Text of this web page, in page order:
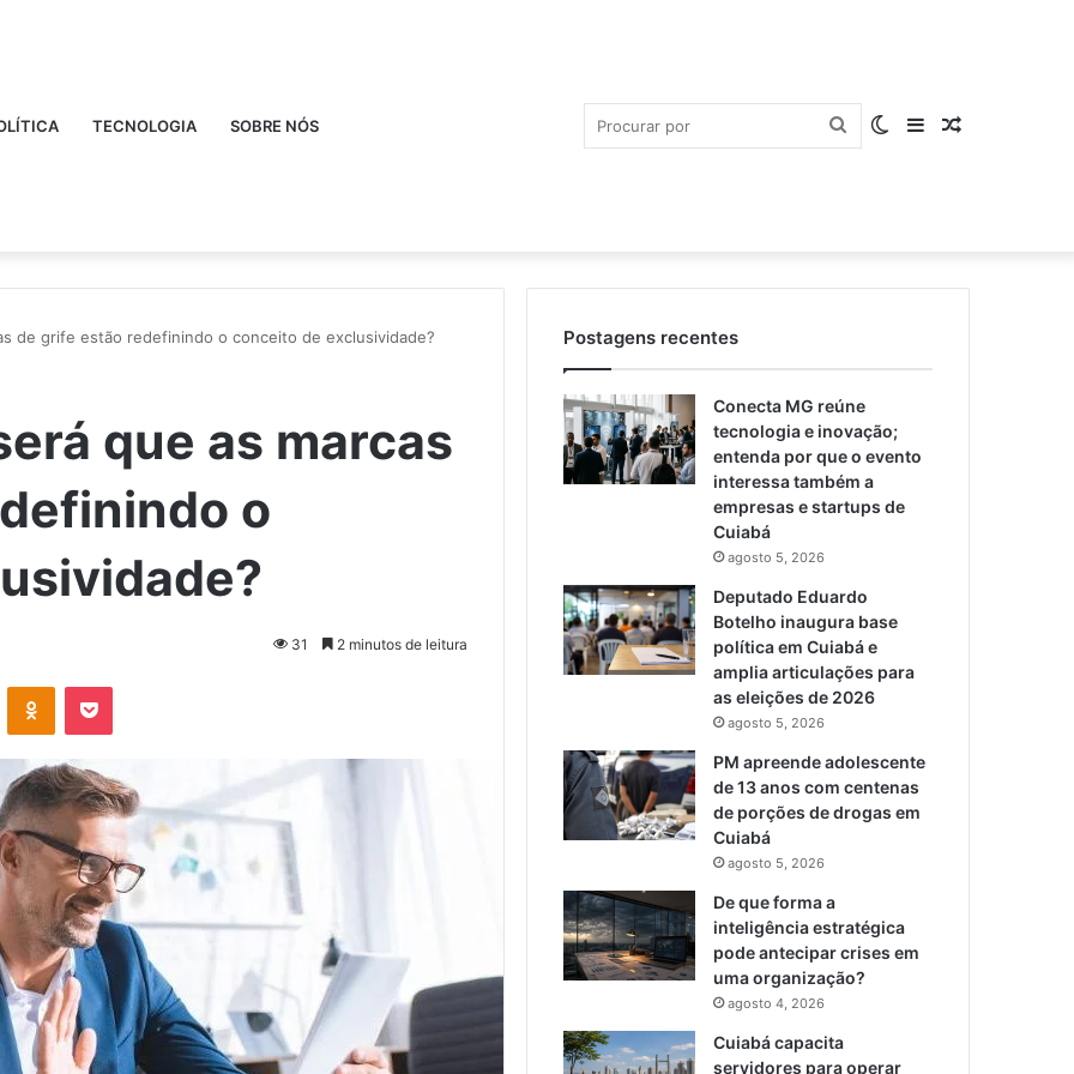
TECNOLOGIA SOBRE NÓS Artigo
Barra
Lateral
Switch
skin
Procurar
por
de grife estão redefinindo o conceito de exclusividade?
que as marcas
o
31 2 minutos de leitura
OK Pocket
Postagens recentes
Conecta MG reúne
tecnologia e inovação;
entenda por que o evento
interessa também a
empresas e startups de
Cuiabá
agosto 5, 2026
Deputado Eduardo
Botelho inaugura base
política em Cuiabá e
amplia articulações para
as eleições de 2026
agosto 5, 2026
PM apreende adolescente
de 13 anos com centenas
de porções de drogas em
Cuiabá
agosto 5, 2026
De que forma a
inteligência estratégica
pode antecipar crises em
uma organização?
agosto 4, 2026
Cuiabá capacita
servidores para operar